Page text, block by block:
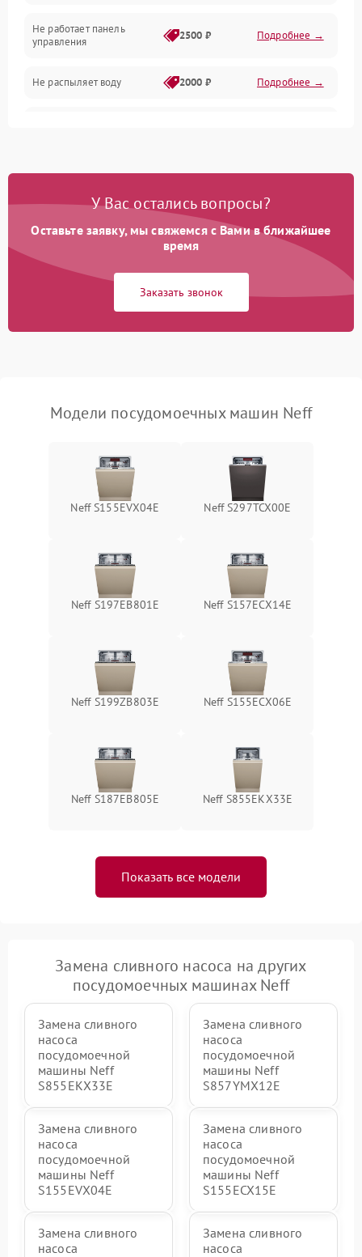
Гигиена
Программное обеспечение
Не работает панель
управления
2500 ₽ Подробнее →
Не распыляет воду 2000 ₽ Подробнее →
Проблемы с набором
Не работает сушилка 2100 ₽ Подробнее →
Сбои в работе таймера 1700 ₽
У Вас остались вопросы?
Оставьте заявку, мы свяжемся с Вами в ближайшее
время
Заказать звонок
Модели посудомоечных машин Neff
Neff S155EVX04E Neff S297TCX00E
Neff S197EB801E Neff S157ECX14E
Neff S199ZB803E Neff S155ECX06E
Neff S187EB805E Neff S855EKX33E
Показать все модели
Замена сливного насоса на других
посудомоечных машинах Neff
Замена сливного
насоса
посудомоечной
машины Neff
S855EKX33E
Замена сливного
насоса
посудомоечной
машины Neff
S857YMX12E
Замена сливного
насоса
посудомоечной
машины Neff
S155EVX04E
Замена сливного
насоса
посудомоечной
машины Neff
S155ECX15E
Замена сливного
насоса
Замена сливного
насоса